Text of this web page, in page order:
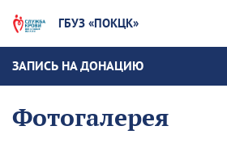
ГБУЗ «ПОКЦК»
ЗАПИСЬ НА ДОНАЦИЮ
Фотогалерея